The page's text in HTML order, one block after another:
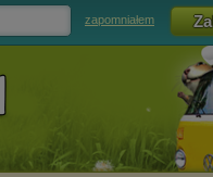
zapomniałem